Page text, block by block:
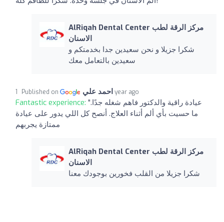
AlRiqah Dental Center مركز الرقة لطب
الاسنان
شكرا جزيلا و نحن سعيدين جدا بخدمتكم و
سعيدين بالتعامل معك
احمد علي Published on 1 year ago
Fantastic experience: "عيادة راقية والدكتور فاهم شغله جدًا.
ما حسيت بأي ألم أثناء العلاج. أنصح كل اللي يدور على عيادة
ممتازة يجربهم
AlRiqah Dental Center مركز الرقة لطب
الاسنان
شكرا جزيلا من القلب فخورين بوجودك معنا